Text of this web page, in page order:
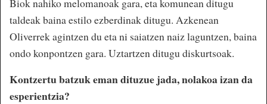
taldeak baina estilo ezberdinak ditugu. Azkenean
Oliverrek agintzen du eta ni saiatzen naiz laguntzen, baina
ondo konpontzen gara. Uztartzen ditugu diskurtsoak.
Kontzertu batzuk eman dituzue jada, nolakoa izan da
esperientzia?